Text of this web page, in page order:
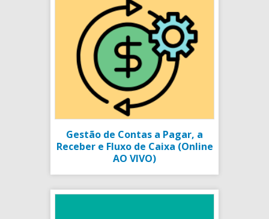
Gestão de Contas a Pagar, a
Receber e Fluxo de Caixa (Online
AO VIVO)